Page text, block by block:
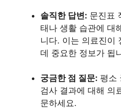
솔직한 답변: 문진표
태나 생활 습관에 대
니다. 이는 의료진이
데 중요한 정보가 됩
궁금한 점 질문: 평소
검사 결과에 대해 의
문하세요.